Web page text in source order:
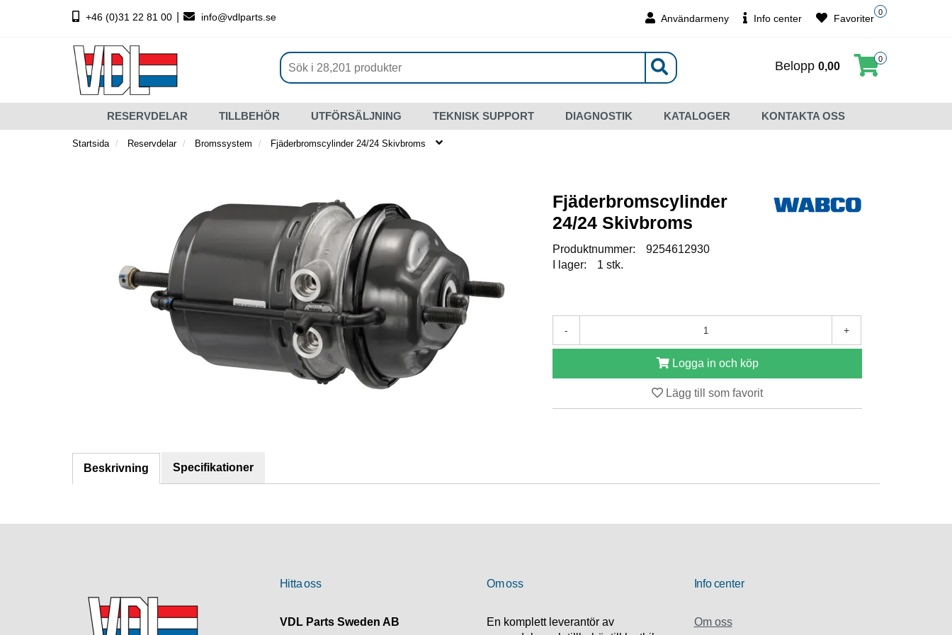
+46 (0)31 22 81 00 info@vdlparts.se Användarmeny Info center
0
Favoriter
Belopp 0,00
0
RESERVDELAR TILLBEHÖR UTFÖRSÄLJNING TEKNISK SUPPORT DIAGNOSTIK KATALOGER KONTAKTA OSS
Startsida Reservdelar Bromssystem Fjäderbromscylinder 24/24 Skivbroms
Fjäderbromscylinder
24/24 Skivbroms
Produktnummer:
9254612930
I lager:
1 stk.
- +
Logga in och köp
Lägg till som favorit
Beskrivning Specifikationer
Hitta oss
VDL Parts Sweden AB
Om oss
En komplett leverantör av
Info center
Om oss